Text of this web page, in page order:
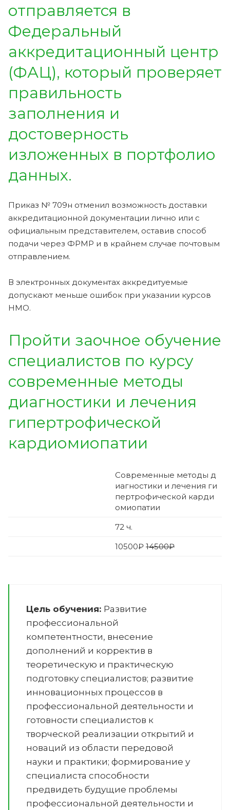
отправляется в
Федеральный
аккредитационный центр
(ФАЦ), который проверяет
правильность
заполнения и
достоверность
изложенных в портфолио
данных.
Приказ № 709н отменил возможность доставки
аккредитационной документации лично или с
официальным представителем, оставив способ
подачи через ФРМР и в крайнем случае почтовым
отправлением.
В электронных документах аккредитуемые
допускают меньше ошибок при указании курсов
НМО.
Пройти заочное обучение
специалистов по курсу
современные методы
диагностики и лечения
гипертрофической
кардиомиопатии
Современные методы д
иагностики и лечения ги
пертрофической карди
омиопатии
72 ч.
10500₽ 14500₽
Цель обучения: Развитие
профессиональной
компетентности, внесение
дополнений и корректив в
теоретическую и практическую
подготовку специалистов; развитие
инновационных процессов в
профессиональной деятельности и
готовности специалистов к
творческой реализации открытий и
новаций из области передовой
науки и практики; формирование у
специалиста способности
предвидеть будущие проблемы
профессиональной деятельности и